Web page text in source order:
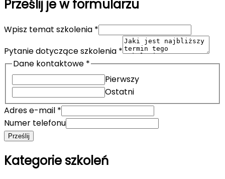
Prześlij je w formularzu
Wpisz temat szkolenia *
Pytanie dotyczące szkolenia *
Dane kontaktowe *
Pierwszy
Ostatni
Adres e-mail *
Numer telefonu
Prześlij
Kategorie szkoleń